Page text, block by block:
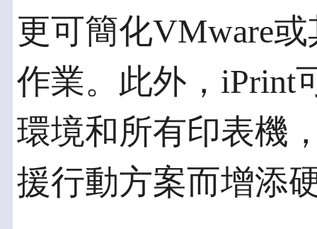
更可簡化VMware
作業。此外，iPrint
環境和所有印表機
援行動方案而增添